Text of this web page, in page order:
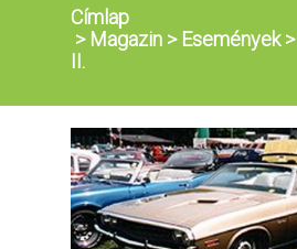
Címlap
> Magazin > Események>
II.